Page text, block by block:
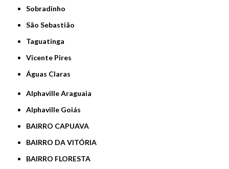
Sobradinho
São Sebastião
Taguatinga
Vicente Pires
Águas Claras
Alphaville Araguaia
Alphaville Goiás
BAIRRO CAPUAVA
BAIRRO DA VITÓRIA
BAIRRO FLORESTA